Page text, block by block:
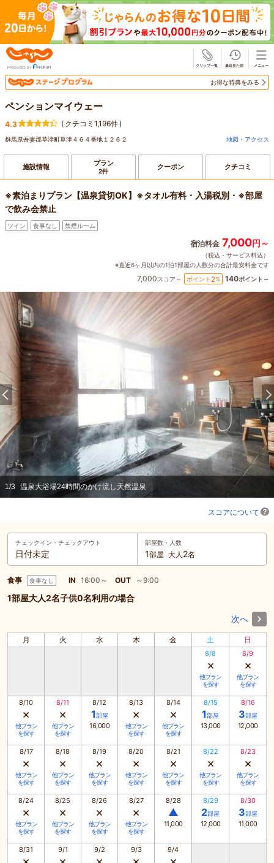
お得な特典をみる
ペンションマイウェー
4.3 ( クチコミ1,196件)
群馬県吾妻郡草津町草津４６４番地１２６２ 地図・アクセス
施設情報 プラン
2件 クーポン クチコミ
※素泊まりプラン【温泉貸切OK】※タオル有料・入湯税別・※部屋
で飲み会禁止
ツイン 食事なし 禁煙ルーム
宿泊料金 7,000円～
（税込・サービス料込）
※直近6ヶ月以内の1泊1部屋の人数分の合計最安料金です
7,000スコア～ ポイント 2% 140ポイント～
1/3 温泉大浴場24時間のかけ流し天然温泉
スコアについて
チェックイン・ チェックアウト
日付未定
部屋数・人数
1部屋 大人 2名
食事 食事なし IN 16:00～ OUT ～9:00
1部屋大人2名子供0名利用の場合
次へ
月 火 水 木 金 土 日
8/8
×
他プラン
を探す
8/9
×
他プラン
を探す
8/10
×
他プラン
を探す
8/11
×
他プラン
を探す
8/12
1部屋
16,000
8/13
×
他プラン
を探す
8/14
×
他プラン
を探す
8/15
1部屋
13,000
8/16
3部屋
12,000
8/17
×
他プラン
を探す
8/18
×
他プラン
を探す
8/19
×
他プラン
を探す
8/20
×
他プラン
を探す
8/21
×
他プラン
を探す
8/22
×
他プラン
を探す
8/23
×
他プラン
を探す
8/24
×
他プラン
を探す
8/25
×
他プラン
を探す
8/26
×
他プラン
を探す
8/27
×
他プラン
を探す
8/28
▲
11,000
8/29
2部屋
12,000
8/30
3部屋
11,000
8/31 9/1 9/2 9/3 9/4